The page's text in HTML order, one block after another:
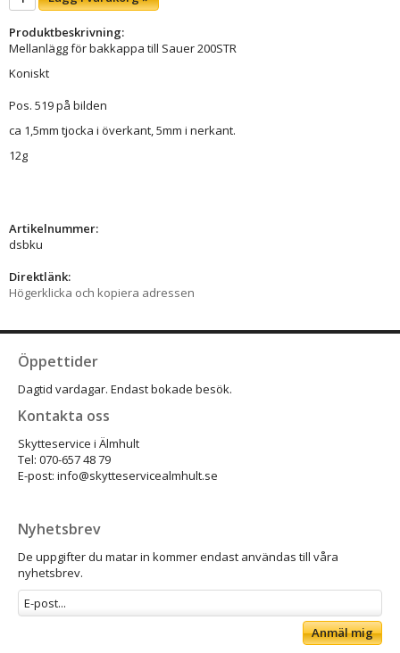
Produktbeskrivning:
Mellanlägg för bakkappa till Sauer 200STR
Koniskt
Pos. 519 på bilden
ca 1,5mm tjocka i överkant, 5mm i nerkant.
12g
Artikelnummer:
dsbku
Direktlänk:
Högerklicka och kopiera adressen
Öppettider
Dagtid vardagar. Endast bokade besök.
Kontakta oss
Skytteservice i Älmhult
Tel: 070-657 48 79
E-post: info@skytteservicealmhult.se
Nyhetsbrev
De uppgifter du matar in kommer endast användas till våra
nyhetsbrev.
Anmäl mig